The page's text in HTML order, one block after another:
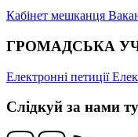
Кабінет мешканця
ГРОМАДСЬКА
Електронні петиції
Слідкуй за нами